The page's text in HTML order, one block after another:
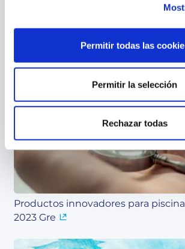
Permitir todas las
Permitir la selección
Rechazar todas
Ventajas de usar las cubiertas para
Productos innovadores para
2023 Gre